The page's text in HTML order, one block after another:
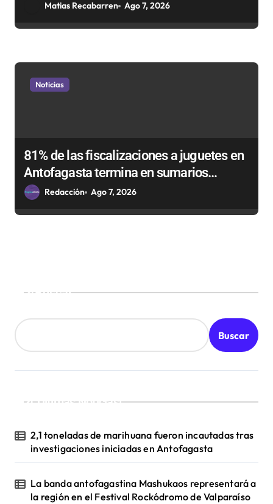
Rockódromo de Valparaíso
Matias Recabarren Ago 7, 2026
Noticias
81% de las fiscalizaciones a juguetes en
Antofagasta termina en sumarios
sanitarios
Redacción Ago 7, 2026
Buscar
Buscar
¡Ultimas Noticias!
2,1 toneladas de marihuana fueron incautadas tras
investigaciones iniciadas en Antofagasta
La banda antofagastina Mashukaos representará a
la región en el Festival Rockódromo de Valparaíso